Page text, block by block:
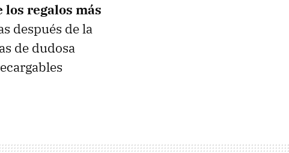
regalos más
después de la
de dudosa